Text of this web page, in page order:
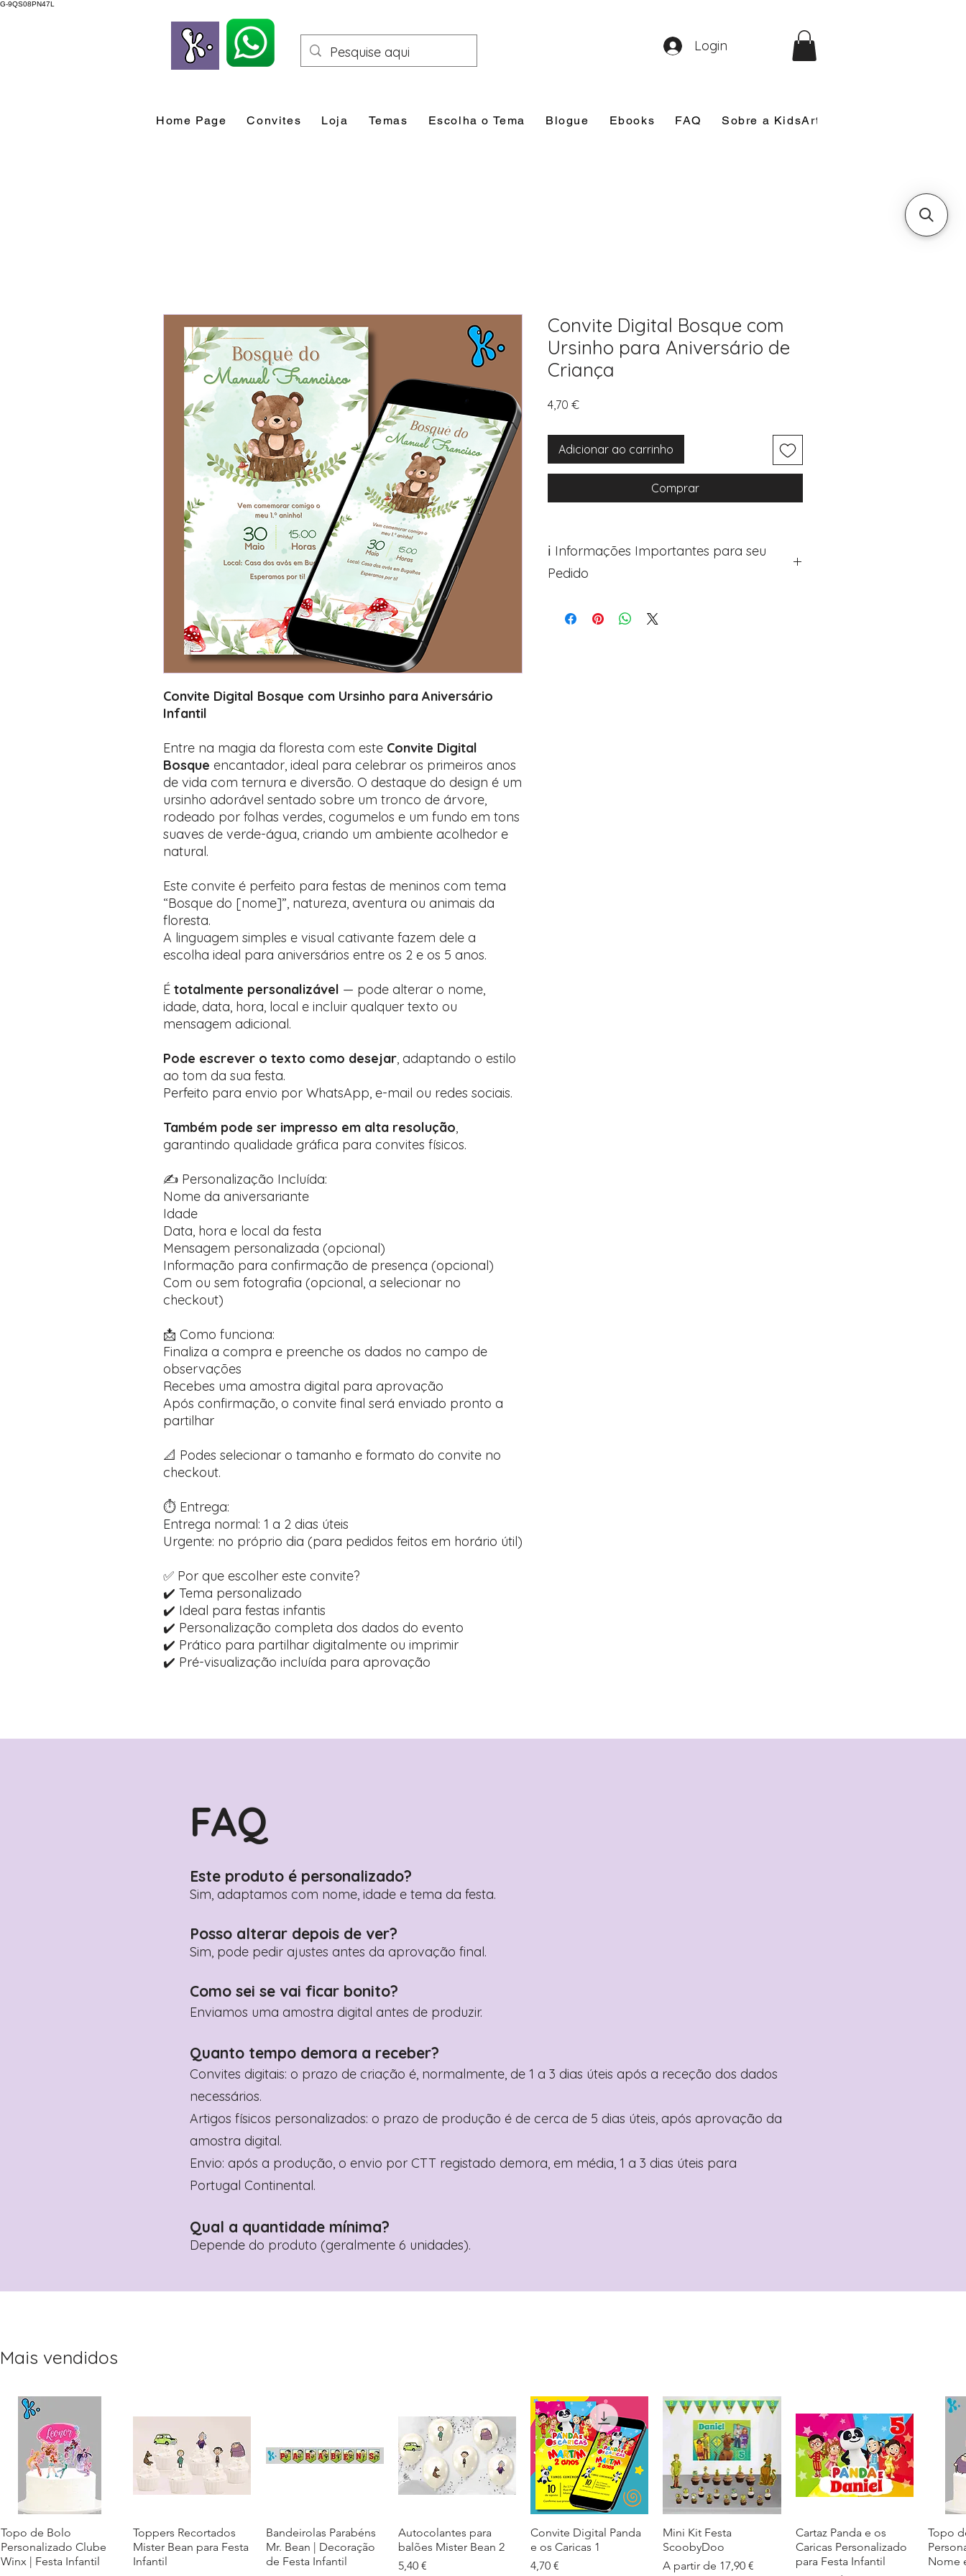
G-9QS08PN47L
Home Page Convites Loja Temas Escolha o Tema Blogue Ebooks FAQ Sobre a KidsArt
Login
Convite Digital Bosque com Ursinho para Aniversário
Infantil
Entre na magia da floresta com este Convite Digital
Bosque encantador, ideal para celebrar os primeiros anos
de vida com ternura e diversão. O destaque do design é um
ursinho adorável sentado sobre um tronco de árvore,
rodeado por folhas verdes, cogumelos e um fundo em tons
suaves de verde-água, criando um ambiente acolhedor e
natural.
Este convite é perfeito para festas de meninos com tema
“Bosque do [nome]”, natureza, aventura ou animais da
floresta.
A linguagem simples e visual cativante fazem dele a
escolha ideal para aniversários entre os 2 e os 5 anos.
É totalmente personalizável — pode alterar o nome,
idade, data, hora, local e incluir qualquer texto ou
mensagem adicional.
Pode escrever o texto como desejar, adaptando o estilo
ao tom da sua festa.
Perfeito para envio por WhatsApp, e-mail ou redes sociais.
Também pode ser impresso em alta resolução,
garantindo qualidade gráfica para convites físicos.
✍️ Personalização Incluída:
Nome da aniversariante
Idade
Data, hora e local da festa
Mensagem personalizada (opcional)
Informação para confirmação de presença (opcional)
Com ou sem fotografia (opcional, a selecionar no
checkout)
📩 Como funciona:
Finaliza a compra e preenche os dados no campo de
observações
Recebes uma amostra digital para aprovação
Após confirmação, o convite final será enviado pronto a
partilhar
📐 Podes selecionar o tamanho e formato do convite no
checkout.
⏱️ Entrega:
Entrega normal: 1 a 2 dias úteis
Urgente: no próprio dia (para pedidos feitos em horário útil)
✅ Por que escolher este convite?
✔️ Tema personalizado
✔️ Ideal para festas infantis
✔️ Personalização completa dos dados do evento
✔️ Prático para partilhar digitalmente ou imprimir
✔️ Pré-visualização incluída para aprovação
Convite Digital Bosque com
Ursinho para Aniversário de
Criança
4,70 €Preço
Adicionar ao carrinho
Comprar
ℹ️ Informações Importantes para seu
Pedido
Avance para a página de checkout (próximo passo
FAQ
Este produto é personalizado?
Sim, adaptamos com nome, idade e tema da festa.
Posso alterar depois de ver?
Sim, pode pedir ajustes antes da aprovação final.
Como sei se vai ficar bonito?
Enviamos uma amostra digital antes de produzir.
Quanto tempo demora a receber?
Convites digitais: o prazo de criação é, normalmente, de 1 a 3 dias úteis após a receção dos dados
necessários.
Artigos físicos personalizados: o prazo de produção é de cerca de 5 dias úteis, após aprovação da
amostra digital.
Envio: após a produção, o envio por CTT registado demora, em média, 1 a 3 dias úteis para
Portugal Continental.
Qual a quantidade mínima?
Depende do produto (geralmente 6 unidades).
Mais vendidos
Visualização rápida
Topo de Bolo
Personalizado Clube
Winx | Festa Infantil
Visualização rápida
Toppers Recortados
Mister Bean para Festa
Infantil
Visualização rápida
Bandeirolas Parabéns
Mr. Bean | Decoração
de Festa Infantil
Visualização rápida
Autocolantes para
balões Mister Bean 2
Preço
5,40 €
Visualização rápida
Convite Digital Panda
e os Caricas 1
Preço
4,70 €
Visualização rápida
Mini Kit Festa
ScoobyDoo
A partir de 17,90 €
Preço promocional
Visualização rápida
Cartaz Panda e os
Caricas Personalizado
para Festa Infantil
Topo
Nome